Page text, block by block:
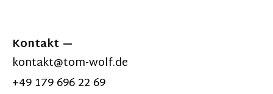
Kontakt
kontakt@tom-wolf.de
+49 179 696 22 69